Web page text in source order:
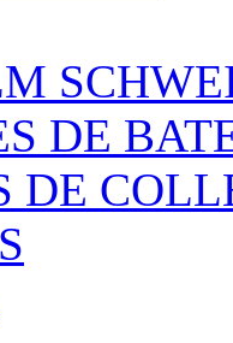
DE
DE